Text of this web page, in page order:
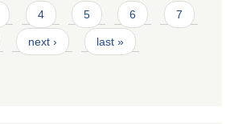
4 5 6 7
next › last »